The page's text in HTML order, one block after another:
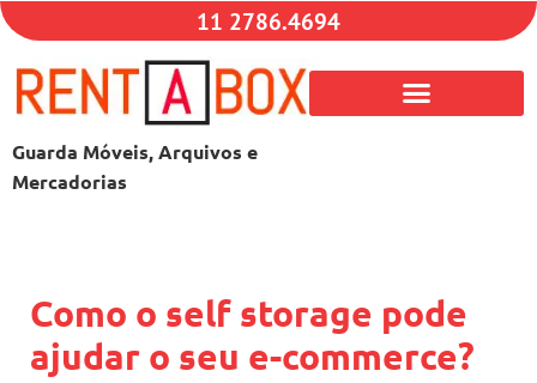
11 2786.4694
Guarda Móveis, Arquivos e
Mercadorias
Como o self storage pode
ajudar o seu e-commerce?